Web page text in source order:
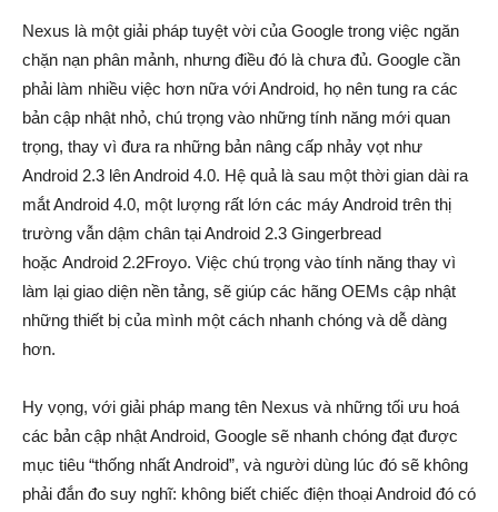
Nexus là một giải pháp tuyệt vời của Google trong việc ngăn
chặn nạn phân mảnh, nhưng điều đó là chưa đủ. Google cần
phải làm nhiều việc hơn nữa với Android, họ nên tung ra các
bản cập nhật nhỏ, chú trọng vào những tính năng mới quan
trọng, thay vì đưa ra những bản nâng cấp nhảy vọt như
Android 2.3 lên Android 4.0. Hệ quả là sau một thời gian dài ra
mắt Android 4.0, một lượng rất lớn các máy Android trên thị
trường vẫn dậm chân tại Android 2.3 Gingerbread
hoặc Android 2.2Froyo. Việc chú trọng vào tính năng thay vì
làm lại giao diện nền tảng, sẽ giúp các hãng OEMs cập nhật
những thiết bị của mình một cách nhanh chóng và dễ dàng
hơn.
Hy vọng, với giải pháp mang tên Nexus và những tối ưu hoá
các bản cập nhật Android, Google sẽ nhanh chóng đạt được
mục tiêu “thống nhất Android”, và người dùng lúc đó sẽ không
phải đắn đo suy nghĩ: không biết chiếc điện thoại Android đó có